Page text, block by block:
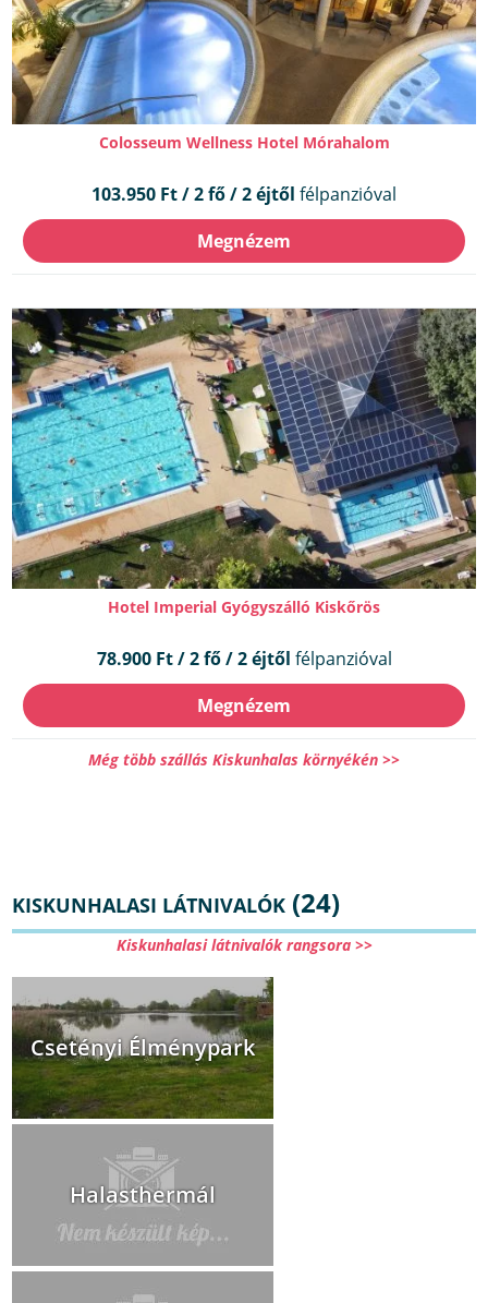
Colosseum Wellness Hotel Mórahalom
103.950 Ft / 2 fő / 2 éjtől félpanzióval
Megnézem
Hotel Imperial Gyógyszálló Kiskőrös
78.900 Ft / 2 fő / 2 éjtől félpanzióval
Megnézem
Még több szállás Kiskunhalas környékén >>
KISKUNHALASI LÁTNIVALÓK (24)
Kiskunhalasi látnivalók rangsora >>
Csetényi Élménypark
Halasthermál